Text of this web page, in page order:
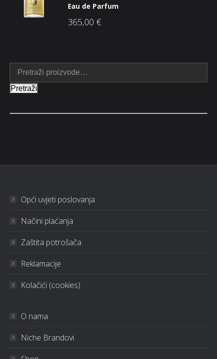
Eau de Parfum
365,00 €
Pretraži
Opći uvjeti poslovanja
Načini plaćanja
Zaštita potrošača
Reklamacije
Kolačići (cookies)
O nama
Niche Brandovi